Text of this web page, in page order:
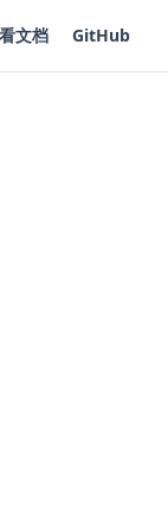
文档 GitHub